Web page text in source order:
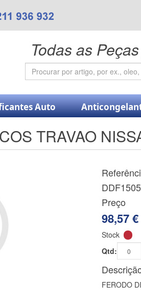
Todas as
Auto
TRAVAO
DDF1505
Preço
98,57 €
Stock
Qtd:
FERODO